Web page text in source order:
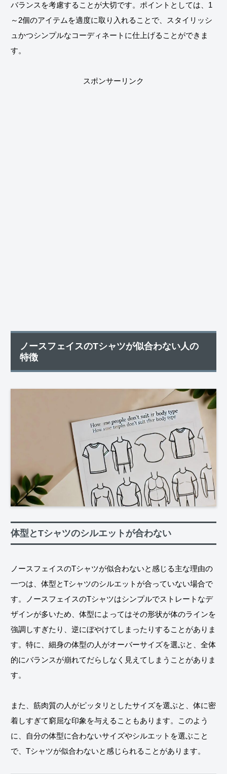
バランスを考慮することが大切です。ポイントとしては、1
～2個のアイテムを適度に取り入れることで、スタイリッシ
ュかつシンプルなコーディネートに仕上げることができま
す。
スポンサーリンク
ノースフェイスのTシャツが似合わない人の
特徴
体型とTシャツのシルエットが合わない
ノースフェイスのTシャツが似合わないと感じる主な理由の
一つは、体型とTシャツのシルエットが合っていない場合で
す。ノースフェイスのTシャツはシンプルでストレートなデ
ザインが多いため、体型によってはその形状が体のラインを
強調しすぎたり、逆にぼやけてしまったりすることがありま
す。特に、細身の体型の人がオーバーサイズを選ぶと、全体
的にバランスが崩れてだらしなく見えてしまうことがありま
す。
また、筋肉質の人がピッタリとしたサイズを選ぶと、体に密
着しすぎて窮屈な印象を与えることもあります。このよう
に、自分の体型に合わないサイズやシルエットを選ぶこと
で、Tシャツが似合わないと感じられることがあります。